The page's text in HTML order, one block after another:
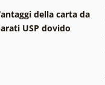
della carta da
USP dovido